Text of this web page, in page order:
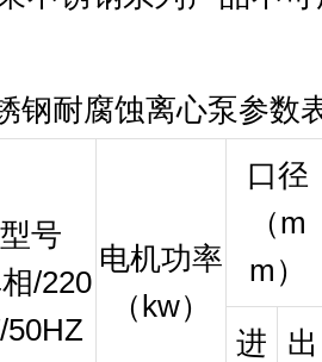
钢耐腐蚀离心泵参数
型号
/220
50HZ
电机功率
（kw）
口径
（m
m）
进
出